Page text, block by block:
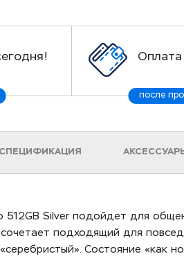
после
СПЕЦИФИКАЦИЯ
512GB Silver подойдет для
сочетает подходящий для
Состояние «как